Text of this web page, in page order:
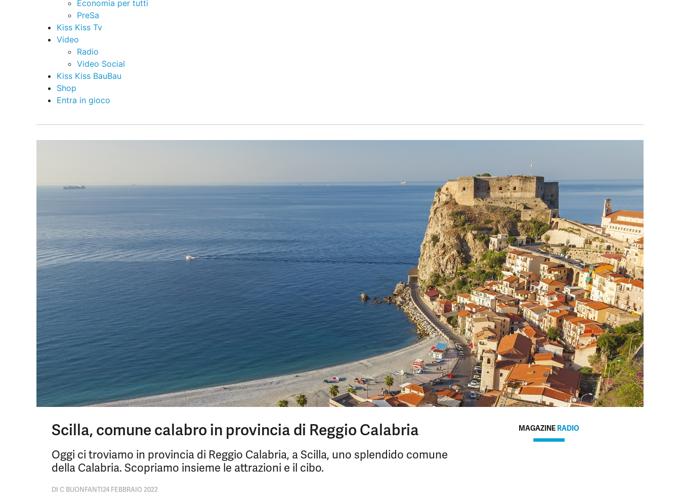
Economia per tutti
PreSa
Kiss Kiss Tv
Video
Radio
Video Social
Kiss Kiss BauBau
Shop
Entra in gioco
Scilla, comune calabro in provincia di Reggio Calabria
Oggi ci troviamo in provincia di Reggio Calabria, a Scilla, uno splendido comune
della Calabria. Scopriamo insieme le attrazioni e il cibo.
DI C BUONFANTI24 FEBBRAIO 2022
MAGAZINE RADIO